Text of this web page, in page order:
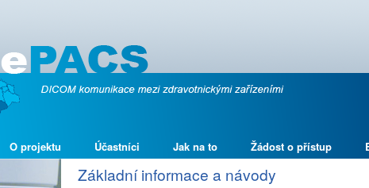
O projektu Účastníci Jak na to Žádost o přístup
Základní informace a návody